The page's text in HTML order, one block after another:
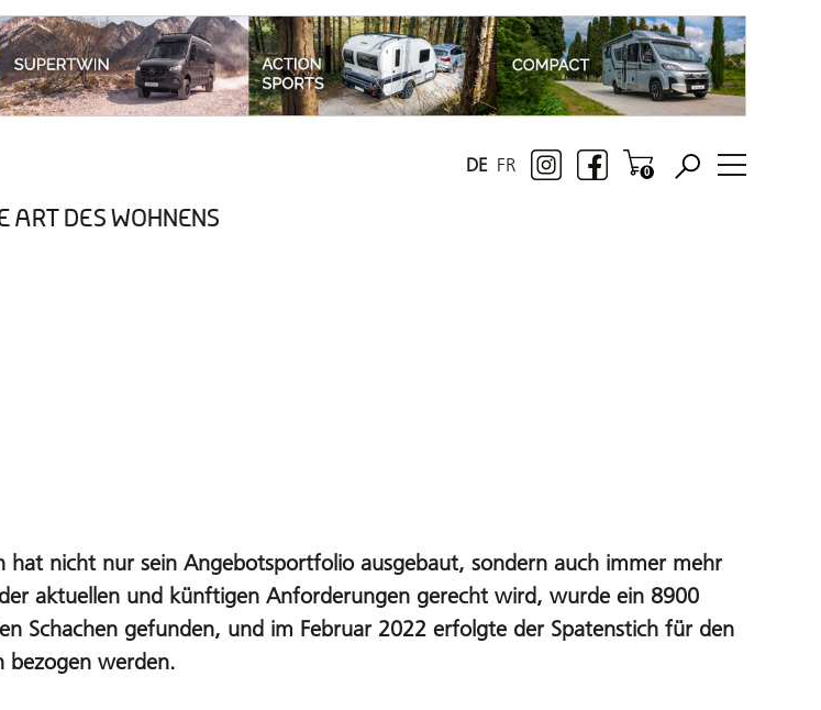
ART DES WOHNENS
FR
DE
nicht nur sein Angebotsportfolio ausgebaut, sondern auch immer mehr
aktuellen und künftigen Anforderungen gerecht wird, wurde ein 8900
Schachen gefunden, und im Februar 2022 erfolgte der Spatenstich für den
bezogen werden.